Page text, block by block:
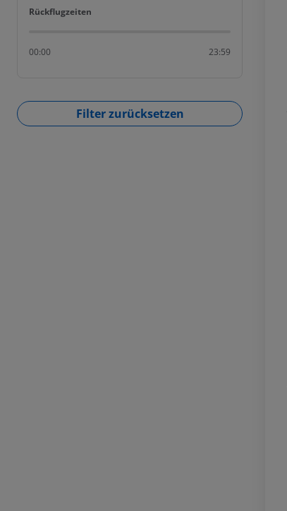
Rückflugzeiten
Rückflugzeiten
00:00 23:59
Filter zurücksetzen